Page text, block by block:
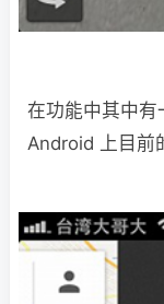
在功能中其中有
Android 上目前